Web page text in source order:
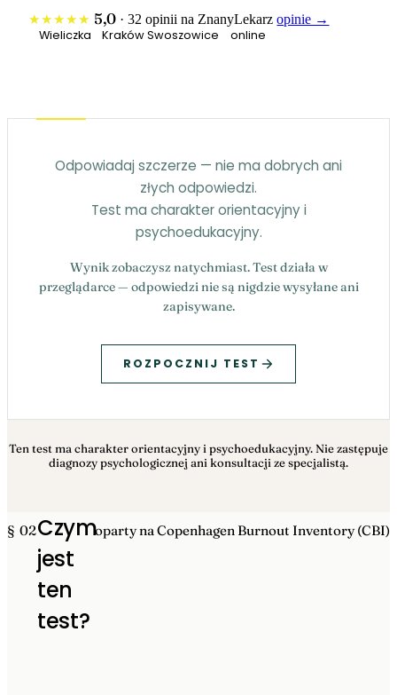
★★★★★ 5,0 · 32 opinii na ZnanyLekarz opinie →
Wieliczka
Kraków Swoszowice online
Odpowiadaj szczerze — nie ma dobrych ani
złych odpowiedzi.
Test ma charakter orientacyjny i
psychoedukacyjny.
Wynik zobaczysz natychmiast. Test działa w
przeglądarce — odpowiedzi nie są nigdzie wysyłane ani
zapisywane.
ROZPOCZNIJ TEST
Ten test ma charakter orientacyjny i psychoedukacyjny. Nie zastępuje
diagnozy psychologicznej ani konsultacji ze specjalistą.
§ 02Czym
jest
ten
test?
oparty na Copenhagen Burnout Inventory (CBI)